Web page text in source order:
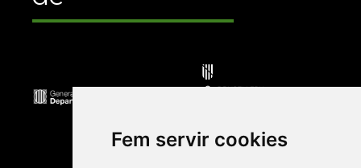
Fem servir cookies